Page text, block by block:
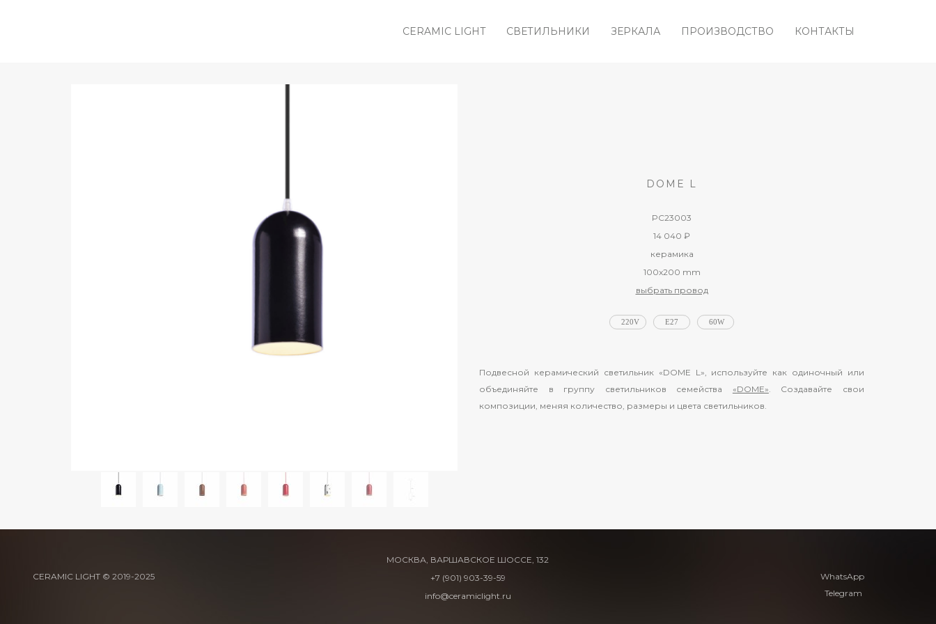
CERAMIC LIGHT CВЕТИЛЬНИКИ ЗЕРКАЛА ПРОИЗВОДСТВО КОНТАКТЫ
DOME L
PC23003
14 040 ₽
керамика
100x200 mm
выбрать провод
220V E27 60W
Подвесной керамический светильник «DOME L», используйте как одиночный или
объединяйте в группу светильников семейства «DOME» . Создавайте свои
композиции, меняя количество, размеры и цвета светильников.
CERAMIC LIGHT© 2019-2025
МОСКВА, ВАРШАВСКОЕ ШОССЕ, 132
+7 (901) 903-39-59
info@ceramiclight.ru
WhatsApp
Telegram